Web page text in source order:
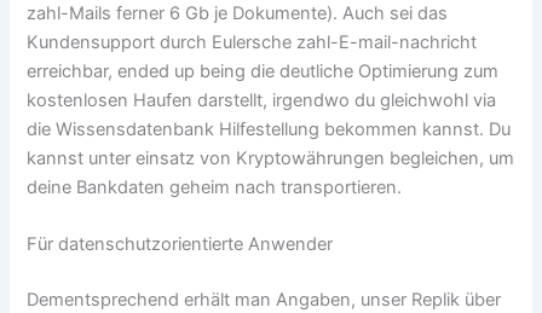
zahl-Mails ferner 6 Gb je Dokumente). Auch sei das
Kundensupport durch Eulersche zahl-E-mail-nachricht
erreichbar, ended up being die deutliche Optimierung zum
kostenlosen Haufen darstellt, irgendwo du gleichwohl via
die Wissensdatenbank Hilfestellung bekommen kannst. Du
kannst unter einsatz von Kryptowährungen begleichen, um
deine Bankdaten geheim nach transportieren.
Für datenschutzorientierte Anwender
Dementsprechend erhält man Angaben, unser Replik über